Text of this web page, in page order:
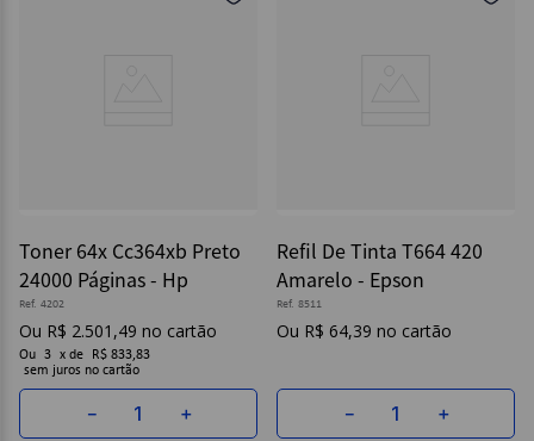
Toner 64x Cc364xb Preto
24000 Páginas - Hp
Ref. 4202
R$ 2.501 ,49
Ou 3 x de
R$ 833,83
sem juros
＋
－
Refil De Tinta T664 420
Amarelo - Epson
Ref. 8511
R$ 64,39
＋
－